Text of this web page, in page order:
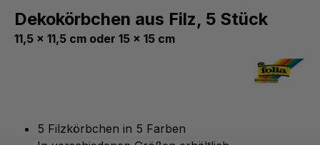
Dekokörbchen aus Filz, 5 Stück
11,5 x 11,5 cm oder 15 x 15 cm
5 Filzkörbchen in 5 Farben